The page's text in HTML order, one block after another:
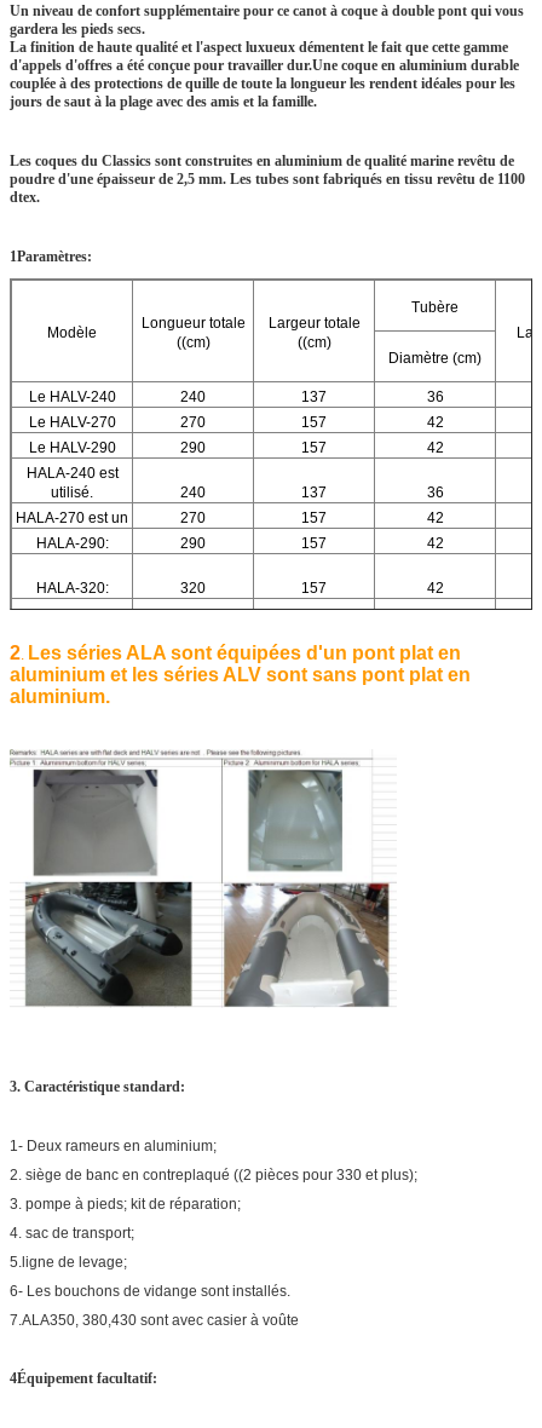
Un niveau de confort supplémentaire pour ce canot à coque à double pont qui vous
gardera les pieds secs.
La finition de haute qualité et l'aspect luxueux démentent le fait que cette gamme
d'appels d'offres a été conçue pour travailler dur.Une coque en aluminium durable
couplée à des protections de quille de toute la longueur les rendent idéales pour les
jours de saut à la plage avec des amis et la famille.
Les coques du Classics sont construites en aluminium de qualité marine revêtu de
poudre d'une épaisseur de 2,5 mm. Les tubes sont fabriqués en tissu revêtu de 1100
dtex.
1Paramètres:
Modèle
Longueur totale
((cm)
Largeur totale
((cm)
Tubère
La
Diamètre (cm)
Le HALV-240 240 137
36
Le HALV-270
270 157
42
Le HALV-290
290 157
42
HALA-240 est
utilisé.
240 137
36
HALA-270 est un
270 157
42
HALA-290:
290 157 42
HALA-320: 320 157 42
HALA-380 est un 380 157
42
HALA430
2. Les séries ALA sont équipées d'un pont plat en
aluminium et les séries ALV sont sans pont plat en
aluminium.
3. Caractéristique standard:
1- Deux rameurs en aluminium;
2. siège de banc en contreplaqué ((2 pièces pour 330 et plus);
3. pompe à pieds; kit de réparation;
4. sac de transport;
5.ligne de levage;
6- Les bouchons de vidange sont installés.
7.ALA350, 380,430 sont avec casier à voûte
4Équipement facultatif: